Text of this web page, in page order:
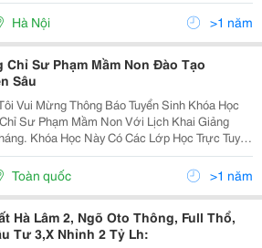
30 Giây Vào Phố Cổ Giao Thông Kết Nối Phố...
Hà Nội >1 năm
Chỉ Sư Phạm Mầm Non Đào Tạo
Sâu
Vui Mừng Thông Báo Tuyển Sinh Khóa Học
Sư Phạm Mầm Non Với Lịch Khai Giảng
Khóa Học Này Có Các Lớp Học Trực Tuyến
Phù Hợp Cho Mọi Đối Tượng. Chứng Chỉ Sư
Non Là Gì? Chứng Chỉ Sư Phạm Mầm Non
Toàn quốc >1 năm
Hà Lâm 2, Ngõ Oto Thông, Full Thổ,
Tư 3,X Nhỉnh 2 Tỷ Lh: